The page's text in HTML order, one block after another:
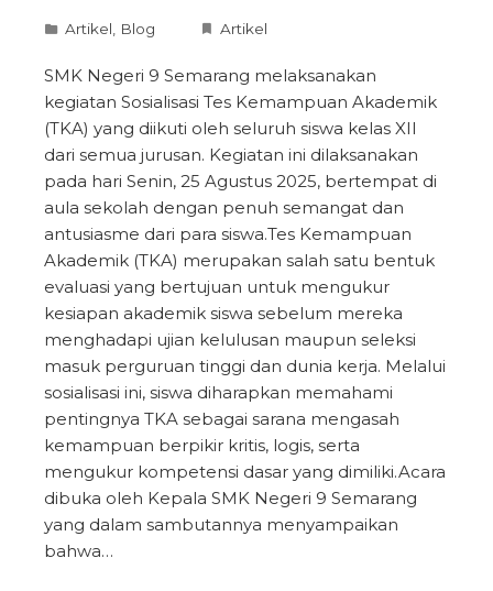
Artikel Blog Artikel
SMK Negeri 9 Semarang melaksanakan
kegiatan Sosialisasi Tes Kemampuan Akademik
(TKA) yang diikuti oleh seluruh siswa kelas XII
dari semua jurusan. Kegiatan ini dilaksanakan
pada hari Senin, 25 Agustus 2025, bertempat di
aula sekolah dengan penuh semangat dan
antusiasme dari para siswa.Tes Kemampuan
Akademik (TKA) merupakan salah satu bentuk
evaluasi yang bertujuan untuk mengukur
kesiapan akademik siswa sebelum mereka
menghadapi ujian kelulusan maupun seleksi
masuk perguruan tinggi dan dunia kerja. Melalui
sosialisasi ini, siswa diharapkan memahami
pentingnya TKA sebagai sarana mengasah
kemampuan berpikir kritis, logis, serta
mengukur kompetensi dasar yang dimiliki.Acara
dibuka oleh Kepala SMK Negeri 9 Semarang
yang dalam sambutannya menyampaikan
bahwa…